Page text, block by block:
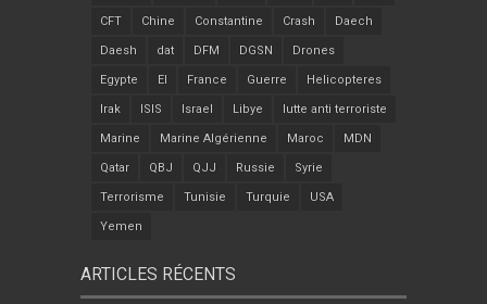
CFT Chine Constantine Crash Daech
Daesh dat DFM DGSN Drones
Egypte EI France Guerre Helicopteres
Irak ISIS Israel Libye lutte anti terroriste
Marine Marine Algérienne Maroc MDN
Qatar QBJ QJJ Russie Syrie
Terrorisme Tunisie Turquie USA
Yemen
ARTICLES RÉCENTS